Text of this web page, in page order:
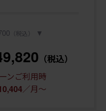
（税込） ▼
（税込）
ンご利用時
／月～